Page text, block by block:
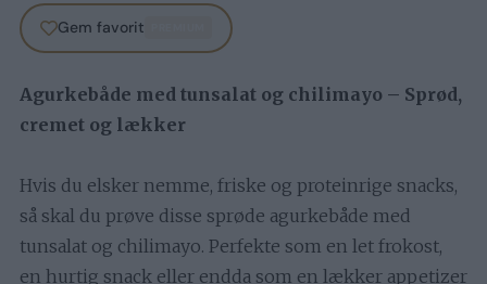
Gem favorit
Agurkebåde med tunsalat og chilimayo – Sprød,
cremet og lækker
Hvis du elsker nemme, friske og proteinrige snacks,
så skal du prøve disse sprøde agurkebåde med
tunsalat og chilimayo. Perfekte som en let frokost,
en hurtig snack eller endda som en lækker appetizer